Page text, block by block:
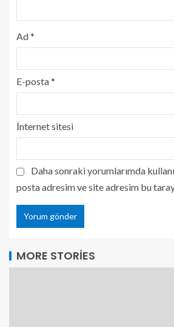
Ad*
E-posta*
İnternet sitesi
Daha sonraki yorumlarımda
posta adresim ve site adresim bu
MORE STORIES